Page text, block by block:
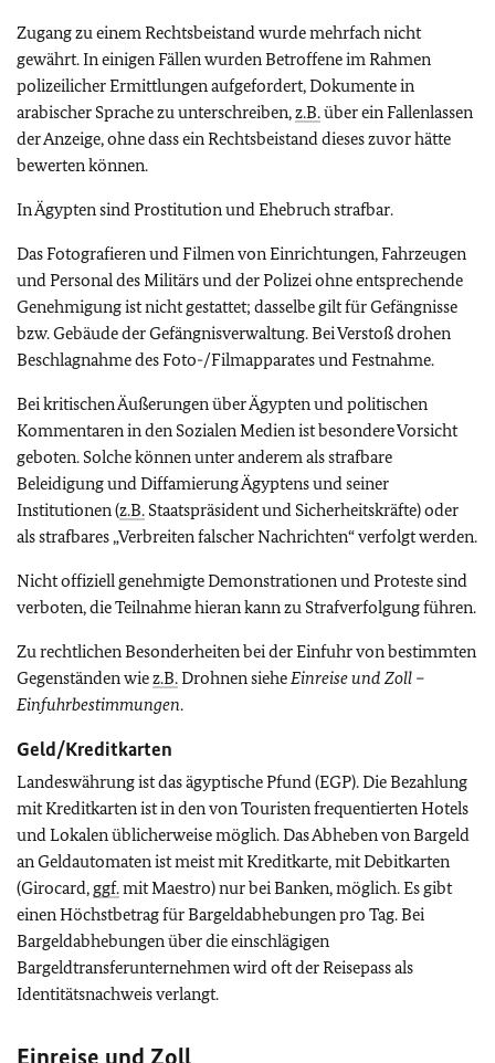
Zugang zu einem Rechtsbeistand wurde mehrfach nicht
gewährt. In einigen Fällen wurden Betroffene im Rahmen
polizeilicher Ermittlungen aufgefordert, Dokumente in
arabischer Sprache zu unterschreiben,z.B.über ein Fallenlassen
der Anzeige, ohne dass ein Rechtsbeistand dieses zuvor hätte
bewerten können.
In Ägypten sind Prostitution und Ehebruch strafbar.
Das Fotografieren und Filmen von Einrichtungen, Fahrzeugen
und Personal des Militärs und der Polizei ohne entsprechende
Genehmigung ist nicht gestattet; dasselbe gilt für Gefängnisse
bzw. Gebäude der Gefängnisverwaltung. Bei Verstoß drohen
Beschlagnahme des Foto-/Filmapparates und Festnahme.
Bei kritischen Äußerungen über Ägypten und politischen
Kommentaren in den Sozialen Medien ist besondere Vorsicht
geboten. Solche können unter anderem als strafbare
Beleidigung und Diffamierung Ägyptens und seiner
Institutionen (z.B. Staatspräsident und Sicherheitskräfte) oder
als strafbares „Verbreiten falscher Nachrichten“ verfolgt werden.
Nicht offiziell genehmigte Demonstrationen und Proteste sind
verboten, die Teilnahme hieran kann zu Strafverfolgung führen.
Zu rechtlichen Besonderheiten bei der Einfuhr von bestimmten
Gegenständen wiez.B.Drohnen sieheEinreise und Zoll –
Einfuhrbestimmungen.
Geld/Kreditkarten
Landeswährung ist das ägyptische Pfund (EGP). Die Bezahlung
mit Kreditkarten ist in den von Touristen frequentierten Hotels
und Lokalen üblicherweise möglich. Das Abheben von Bargeld
an Geldautomaten ist meist mit Kreditkarte, mit Debitkarten
(Girocard, ggf.mit Maestro) nur bei Banken, möglich. Es gibt
einen Höchstbetrag für Bargeldabhebungen pro Tag. Bei
Bargeldabhebungen über die einschlägigen
Bargeldtransferunternehmen wird oft der Reisepass als
Identitätsnachweis verlangt.
Einreise und Zoll